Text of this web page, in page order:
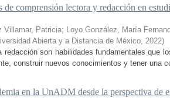
de comprensión lectora y redacción en
Villamar, Patricia; Loyo González, María
Abierta y a Distancia de México, 2022)
redacción son habilidades fundamentales que
construir nuevos conocimientos y tener una
en la UnADM desde la perspectiva de